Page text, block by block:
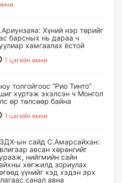
Хүний нэр төрийг
барсных нь дараа ч
хамгаалах ёстой
1 цагийн өмнө
толгойгоос “Рио Тинто”
хүртэж эхэлсэн ч Монгол
өр төлсөөр байна
1 цагийн өмнө
ын сайд С.Амарсайхан:
авсан хөрөнгийг
нийгмийн сайн
хөгжилд зориулах
үүнийг хэд хэдэн эрх
санал авна